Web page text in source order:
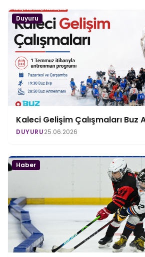
Duyuru
Kaleci Gelişim Çalışmaları Buz
DUYURU25.06.2026
Haber